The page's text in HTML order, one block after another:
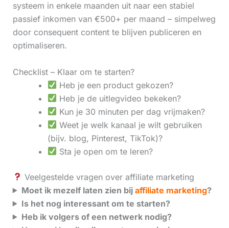
systeem in enkele maanden uit naar een stabiel
passief inkomen van €500+ per maand – simpelweg
door consequent content te blijven publiceren en
optimaliseren.
Checklist – Klaar om te starten?
Heb je een product gekozen?
Heb je de uitlegvideo bekeken?
Kun je 30 minuten per dag vrijmaken?
Weet je welk kanaal je wilt gebruiken
(bijv. blog, Pinterest, TikTok)?
Sta je open om te leren?
Veelgestelde vragen over affiliate marketing
Moet ik mezelf laten zien bij affiliate marketing?
Is het nog interessant om te starten?
Heb ik volgers of een netwerk nodig?